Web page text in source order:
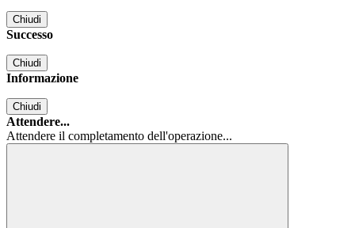
Chiudi
Successo
Chiudi
Informazione
Chiudi
Attendere...
Attendere il completamento dell'operazione...